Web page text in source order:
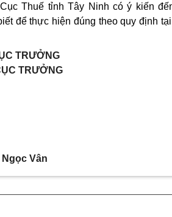
Thuế tỉnh Tây Ninh có ý kiến
để thực hiện đúng theo quy định
TRƯỞNG
TRƯỞNG
Ngọc Vân